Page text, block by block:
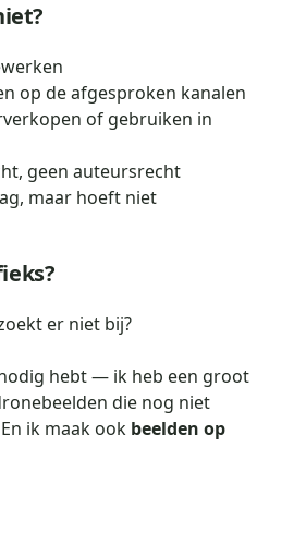
op de afgesproken kanalen
of gebruiken in
geen auteursrecht
maar hoeft niet
er niet bij?
hebt — ik heb een groot
die nog niet
ik maak ook beelden op